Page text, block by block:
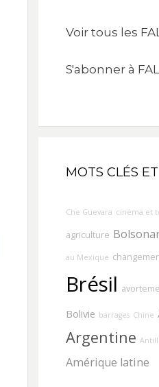
Voir tous les
S'abonner à
MOTS CLÉS
Che Guevara cinéma et
agriculture
au Mexique
Brésil
Bolivie barrages Chine
Argentine
Amérique latine